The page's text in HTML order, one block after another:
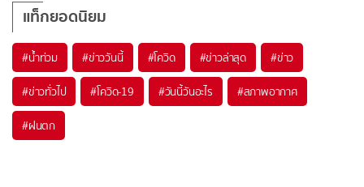
แท็กยอดนิยม
#น้ำท่วม #ข่าววันนี้ #โควิด #ข่าวล่าสุด #ข่าว
#ข่าวทั่วไป #โควิด-19 #วันนี้วันอะไร #สภาพอากาศ
#ฝนตก